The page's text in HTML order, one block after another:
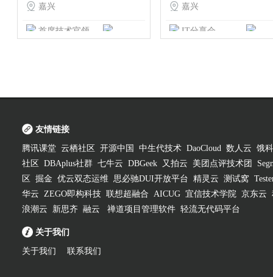
 嘉兴  嘉兴
IT分享会
友情链接
腾讯课堂 云栖社区 开源中国 中生代技术 DaoCloud 数人云 饿
社区
DBAplus社群 七牛云 DBGeek 又拍云 美团点评技术团
区
掘金 优云双态运维 思必驰DUI开放平台 精灵云 测试窝
华云 ZEGO即构科技 联想超融合 AICUG 宜信技术学院 京东云
浪潮云
新思齐 融云 禅道项目管理软件 轻流无代码平台
关于我们
关于我们 联系我们